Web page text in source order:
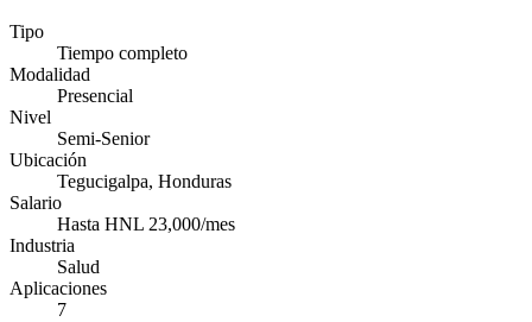
Tipo
Tiempo completo
Modalidad
Presencial
Nivel
Semi-Senior
Ubicación
Tegucigalpa, Honduras
Salario
Hasta HNL 23,000/mes
Industria
Salud
Aplicaciones
7